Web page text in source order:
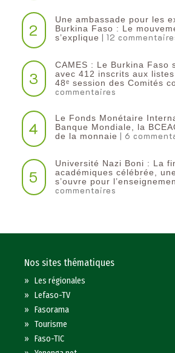
2
Une ambassade pour les
Burkina Faso : Le
s’explique | 12
3
CAMES : Le Burkina Faso
avec 412 inscrits aux
48ᵉ session des Comités
commentaires
4
Le Fonds Monétaire
Banque Mondiale, la
de la monnaie | 6
5
Université Nazi Boni : La
académiques célébrée,
s’ouvre pour
commentaires
Nos sites thématiques
»Les régionales
»Lefaso-TV
»Fasorama
»Tourisme
»Faso-TIC